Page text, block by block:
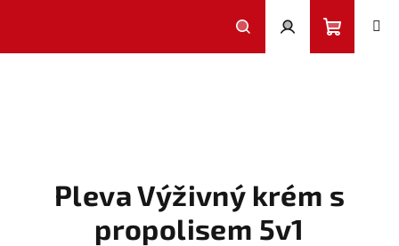
Hledat PřihlášeníNákupní
Pleva Výživný krém s
propolisem 5v1